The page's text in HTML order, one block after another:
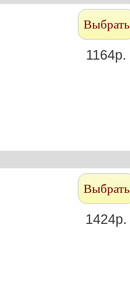
Выбрать
1164р.
Выбрать
1424р.